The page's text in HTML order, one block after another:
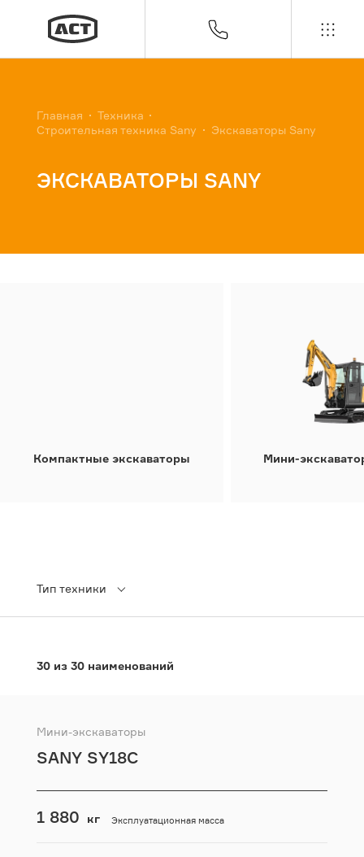
Контакты
Москва
Главная
Техника
Строительная техника Sany
Экскаваторы Sany
ЭКСКАВАТОРЫ SANY
Компактные экскаваторы Мини-
Тип техники
30 из 30 наименований
Мини-экскаваторы
SANY SY18С
Эксплуатационная масса
1 880 кг